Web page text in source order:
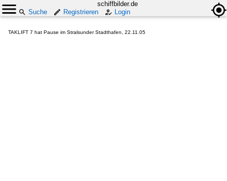
schiffbilder.de
Suche
Registrieren Login
TAKLIFT 7 hat Pause im Stralsunder Stadthafen, 22.11.05